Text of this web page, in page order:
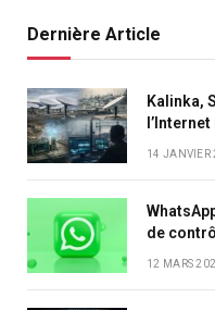
Dernière Article
Kalinka,
14 JANVIER
de
12 MARS